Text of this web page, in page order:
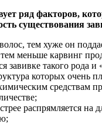
ряд факторов,
существования
тем хуже он
меньше карвинг
завивке такого рода и
которых очень
средствам
распрямляется на